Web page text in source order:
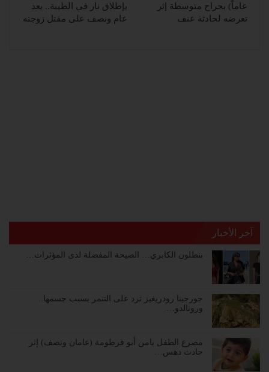
عاماً) بجراح متوسطة إثر
تعرضه لحادثة عنف
بإطلاق نار في الطيبة.. بعد
عام ونصف على مقتل زوجته
آخر الأخبار
بنطلون الكابري… الصيحة المفضلة لدى المؤثرات…
جورجينا رودريغيز ترد على التنمر بسبب جسمها..
ورونالدو…
مصرع الطفل يامن أبو قرطومة (عامان ونصف) إثر
حادث دهس…